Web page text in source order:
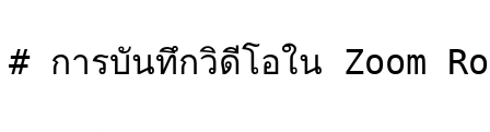
# การบันทึกวิดีโอใน Zoom